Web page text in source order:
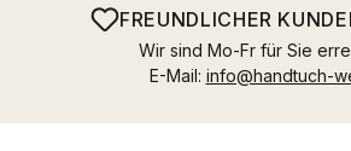
FREUNDLICHER
Wir sind Mo-Fr für Sie
E-Mail: info@handtuch-